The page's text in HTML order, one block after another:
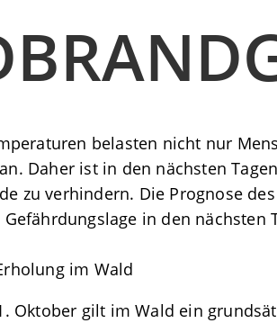
belasten nicht nur
Daher ist in den nächsten
zu verhindern. Die Prognose
in den nächsten
im Wald
Oktober gilt im Wald ein